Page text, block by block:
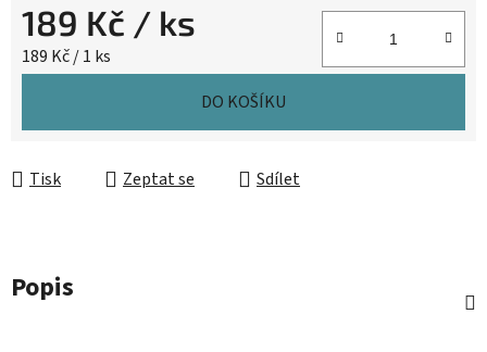
189 Kč / ks
Měrná cena:
189 Kč / 1 ks
DO KOŠÍKU
Tisk Zeptat se Sdílet
Popis